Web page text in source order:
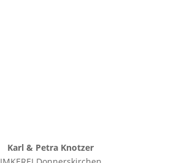
Karl & Petra Knotzer